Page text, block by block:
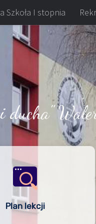
Szkoła I stopnia
ducha"
Plan lekcji